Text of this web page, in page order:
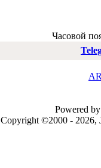
Часовой
Powered
Copyright ©2000 - 2026,